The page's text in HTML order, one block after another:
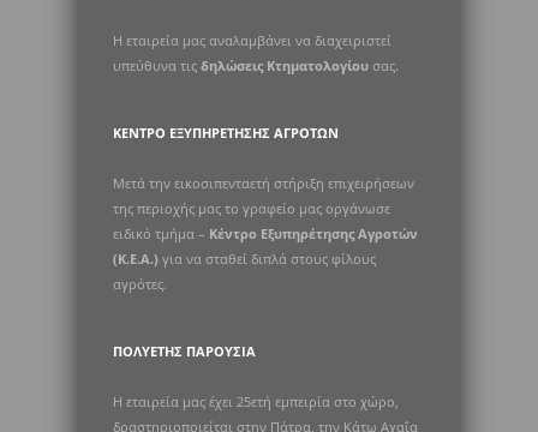
Η εταιρεία μας αναλαμβάνει να διαχειριστεί
υπεύθυνα τις δηλώσεις Κτηματολογίου σας.
ΚΈΝΤΡΟ ΕΞΥΠΗΡΈΤΗΣΗΣ ΑΓΡΟΤΏΝ
Μετά την εικοσιπενταετή στήριξη επιχειρήσεων
της περιοχής μας το γραφείο μας οργάνωσε
ειδικό τμήμα – Κέντρο Εξυπηρέτησης Αγροτών
(Κ.Ε.Α.) για να σταθεί διπλά στους φίλους
αγρότες.
ΠΟΛΥΕΤΉΣ ΠΑΡΟΥΣΊΑ
Η εταιρεία μας έχει 25ετή εμπειρία στο χώρο,
δραστηριοποιείται στην Πάτρα, την Κάτω Αχαΐα